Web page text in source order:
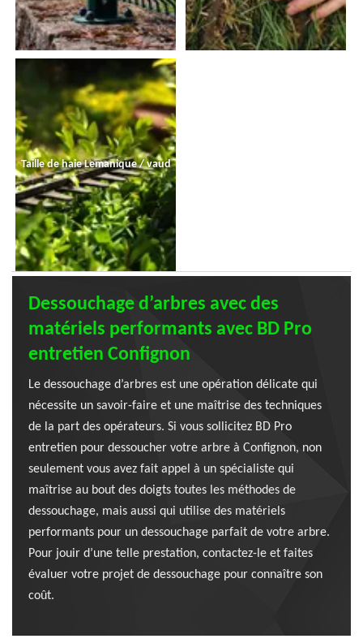
Taille de haie Lemanique / vaud
Dessouchage d’arbres avec des
matériels performants avec BD Pro
entretien Confignon
Le dessouchage d’arbres est une opération délicate qui
nécessite un savoir-faire et une maîtrise des techniques
de la part des opérateurs. Si vous sollicitez BD Pro
entretien pour dessoucher votre arbre à Confignon, non
seulement vous avez fait appel à un spécialiste qui
maîtrise au bout des doigts toutes les méthodes de
dessouchage, mais aussi qui utilise des matériels
performants pour un dessouchage parfait de votre arbre.
Pour jouir d’une telle prestation, contactez-le et faites
évaluer votre projet de dessouchage pour connaître son
coût.